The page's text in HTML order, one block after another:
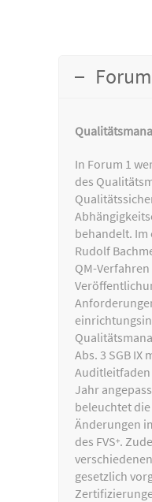
In Forum 1
des
behandelt. Im
Rudolf
QM-Verfahren
Abs. 3 SGB IX
Auditleitfaden
Jahr
beleuchtet
Änderungen
des FVS+.
gesetzlich